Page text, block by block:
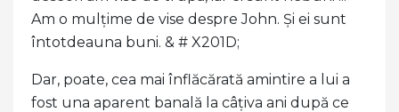
Am o mulțime de vise despre John. Și ei sunt
întotdeauna buni. & # X201D;
Dar, poate, cea mai înflăcărată amintire a lui a
fost una aparent banală la câțiva ani după ce